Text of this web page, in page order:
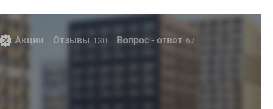
Акции Отзывы 130 Вопрос - ответ 67